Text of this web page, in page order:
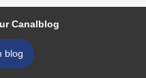
Canalblog
blog